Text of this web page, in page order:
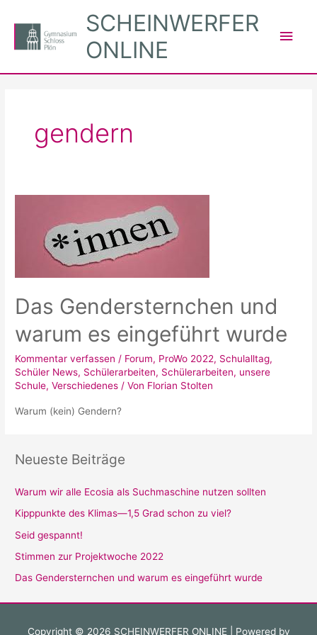
Inhalt
springen
SCHEINWERFER
ONLINE
gendern
Das Gendersternchen und
warum es eingeführt wurde
Kommentar verfassen / Forum, ProWo 2022, Schulalltag,
Schüler News, Schülerarbeiten, Schülerarbeiten, unsere
Schule,Verschiedenes / Von Florian Stolten
Warum (kein) Gendern?
Neueste Beiträge
Warum wir alle Ecosia als Suchmaschine nutzen sollten
Kipppunkte des Klimas—1,5 Grad schon zu viel?
Seid gespannt!
Stimmen zur Projektwoche 2022
Das Gendersternchen und warum es eingeführt wurde
Copyright © 2026 SCHEINWERFER ONLINE| Powered by